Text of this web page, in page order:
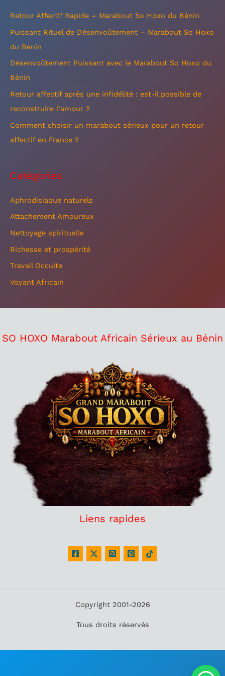
e
:
Retour Affectif Rapide – Marabout So Hoxo du Bénin
Puissant Rituel de Désenvoûtement – Marabout So Hoxo
du Bénin
Désenvoûtement Puissant avec le Marabout So Hoxo du
Bénin
Retour affectif après une infidélité : est-il possible de
reconstruire l’amour ?
Comment choisir un marabout sérieux pour un retour
affectif en France ?
Catégories
Aphrodisiaque naturels
Attachement Amoureux
Nettoyage spirituelle
Richesse et prospérité
Travail Occulte
Voyant Africain
SO HOXO Marabout Africain Sérieux au Bénin
Liens rapides
Copyright 2001-2026
Tous droits réservés